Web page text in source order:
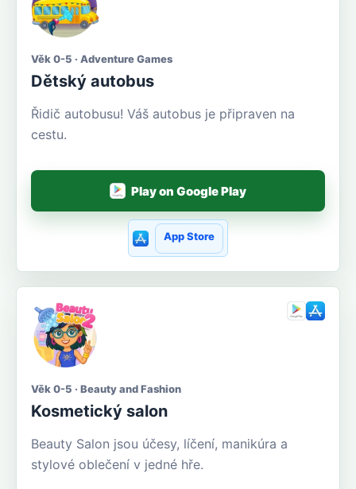
Věk 0-5 · Adventure Games
Dětský autobus
Řidič autobusu! Váš autobus je připraven na
cestu.
Play on Google Play
App Store
Věk 0-5 · Beauty and Fashion
Kosmetický salon
Beauty Salon jsou účesy, líčení, manikúra a
stylové oblečení v jedné hře.